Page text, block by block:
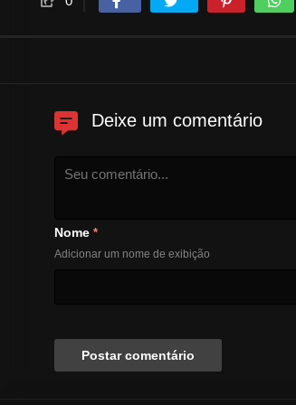
Deixe um comentário
Nome *
Adicionar um nome de exibição